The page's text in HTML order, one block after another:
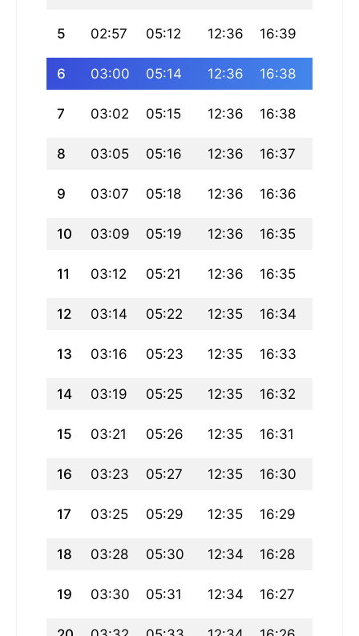
5 02:57 05:12 12:36 16:39
6 03:00 05:14 12:36 16:38
7 03:02 05:15 12:36 16:38
8 03:05 05:16 12:36 16:37
9 03:07 05:18 12:36 16:36
10 03:09 05:19 12:36 16:35
11 03:12 05:21 12:36 16:35
12 03:14 05:22 12:35 16:34
13 03:16 05:23 12:35 16:33
14 03:19 05:25 12:35 16:32
15 03:21 05:26 12:35 16:31
16 03:23 05:27 12:35 16:30
17 03:25 05:29 12:35 16:29
18 03:28 05:30 12:34 16:28
19 03:30 05:31 12:34 16:27